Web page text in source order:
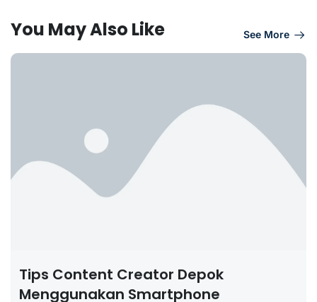
You May Also Like See More
Tips Content Creator Depok
Menggunakan Smartphone